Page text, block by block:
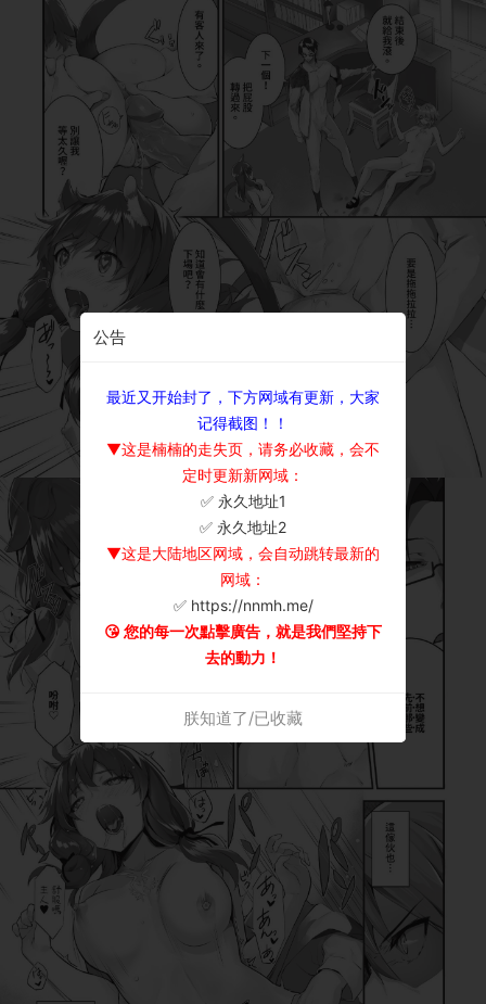
公告
最近又开始封了，下方网域有更新，大家
记得截图！！
▼这是楠楠的走失页，请务必收藏，会不
定时更新新网域：
✅ 永久地址1
✅ 永久地址2
▼这是大陆地区网域，会自动跳转最新的
网域：
✅ https://nnmh.me/
😘 您的每一次點擊廣告，就是我們堅持下
去的動力！
朕知道了/已收藏